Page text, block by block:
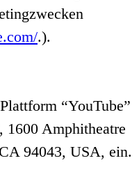
.).
“YouTube”
1600 Amphitheatre
94043, USA, ein.